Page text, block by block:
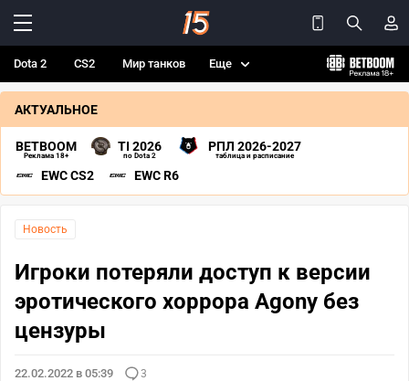
Dota 2 CS2 Мир танков Еще
АКТУАЛЬНОЕ
BETBOOM
Реклама 18+
TI 2026
по Dota 2
РПЛ 2026-2027
таблица и расписание
EWC CS2 EWC R6
Новость
Игроки потеряли доступ к версии
эротического хоррора Agony без
цензуры
22.02.2022 в 05:39 3